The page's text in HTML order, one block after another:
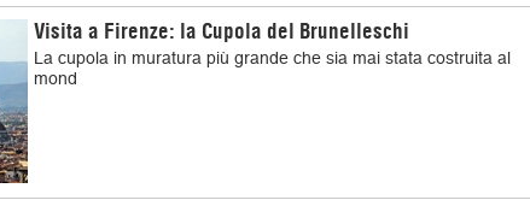
Visita a Firenze: la Cupola del Brunelleschi
La cupola in muratura più grande che sia mai stata costruita al
mond